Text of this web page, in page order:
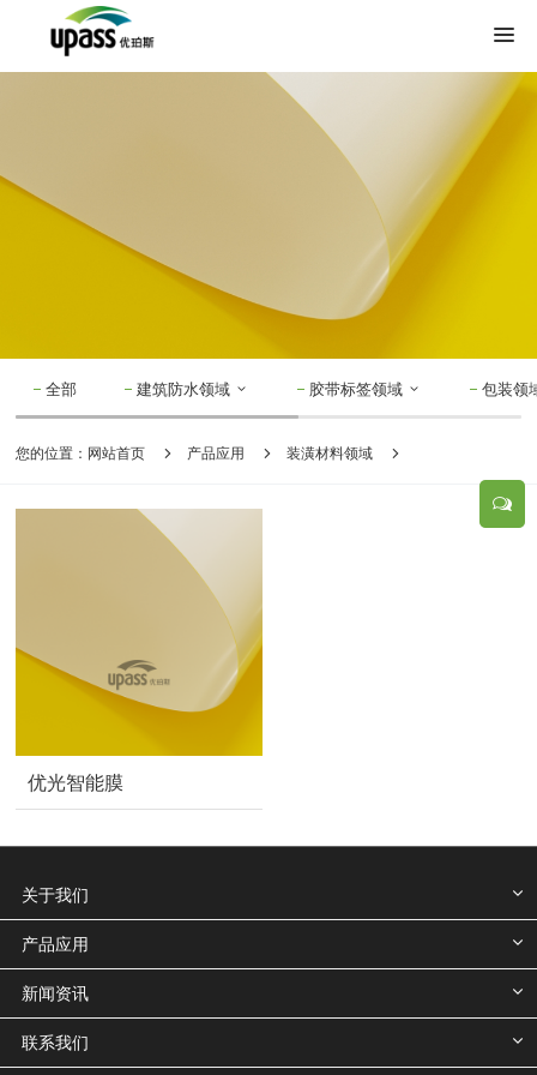
全部 建筑防水领域 胶带标签领域 包装领
您的位置： 网站首页 产品应用 装潢材料领域
优光智能膜
关于我们
产品应用
新闻资讯
联系我们